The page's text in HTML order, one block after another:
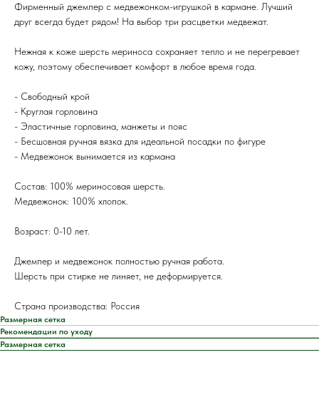
Фирменный джемпер с медвежонком-игрушкой в кармане. Лучший
друг всегда будет рядом! На выбор три расцветки медвежат.
Нежная к коже шерсть мериноса сохраняет тепло и не перегревает
кожу, поэтому обеспечивает комфорт в любое время года.
- Свободный крой
- Круглая горловина
- Эластичные горловина, манжеты и пояс
- Бесшовная ручная вязка для идеальной посадки по фигуре
- Медвежонок вынимается из кармана
Состав: 100% мериносовая шерсть.
Медвежонок: 100% хлопок.
Возраст: 0-10 лет.
Джемпер и медвежонок полностью ручная работа.
Шерсть при стирке не линяет, не деформируется.
Страна производства: Россия
Размерная сетка
Рекомендации по уходу
Размерная сетка